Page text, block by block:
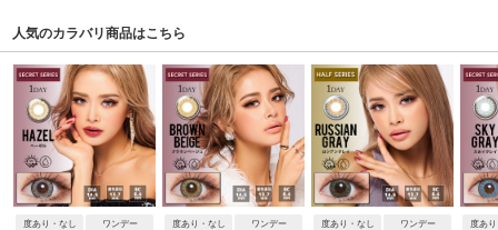
人気のカラバリ商品はこちら
度あり・なし ワンデー 度あり・なし ワンデー 度あり・なし ワンデー 度あ